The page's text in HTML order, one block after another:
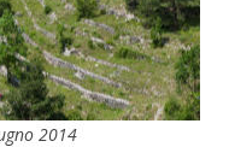
2014